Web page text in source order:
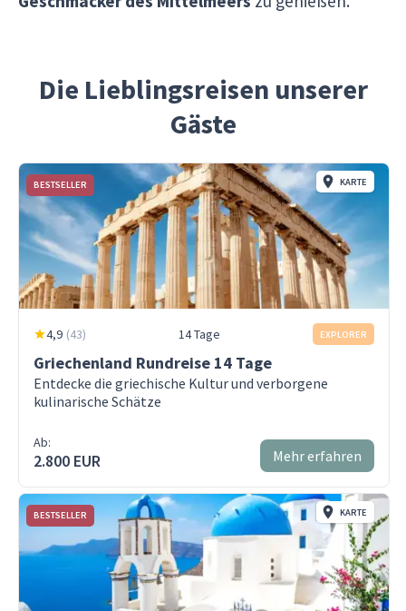
Die Lieblingsreisen unserer
Gäste
BESTSELLER KARTE
4,9 (43) 14 Tage EXPLORER
Griechenland Rundreise 14 Tage
Entdecke die griechische Kultur und verborgene
kulinarische Schätze
Ab:
2.800 EUR Mehr erfahren
BESTSELLER KARTE